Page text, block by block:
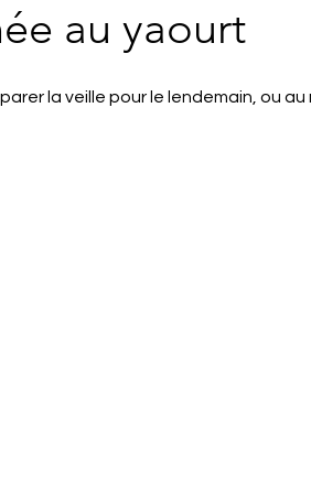
au yaourt
la veille pour le lendemain, ou